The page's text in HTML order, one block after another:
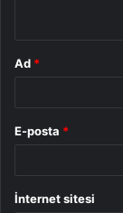
Ad *
E-posta *
İnternet sitesi